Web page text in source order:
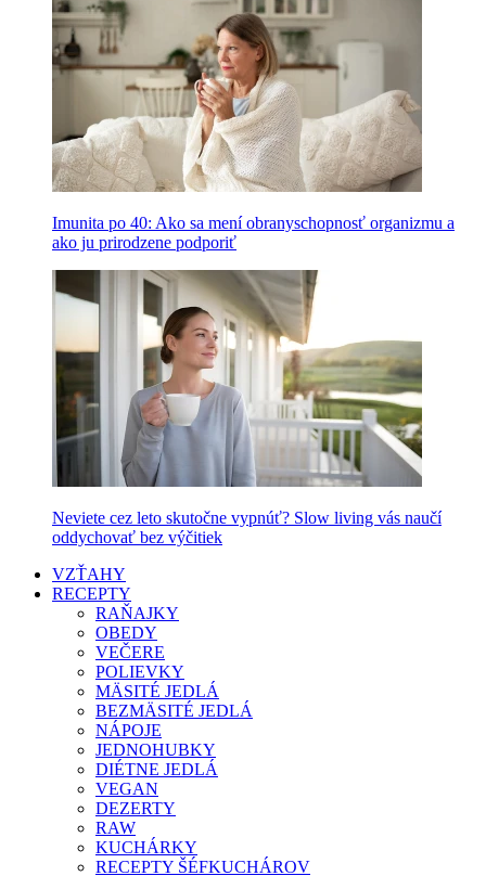
Imunita po 40: Ako sa mení obranyschopnosť organizmu a
ako ju prirodzene podporiť
Neviete cez leto skutočne vypnúť? Slow living vás naučí
oddychovať bez výčitiek
VZŤAHY
RECEPTY
RAŇAJKY
OBEDY
VEČERE
POLIEVKY
MÄSITÉ JEDLÁ
BEZMÄSITÉ JEDLÁ
NÁPOJE
JEDNOHUBKY
DIÉTNE JEDLÁ
VEGAN
DEZERTY
RAW
KUCHÁRKY
RECEPTY ŠÉFKUCHÁROV